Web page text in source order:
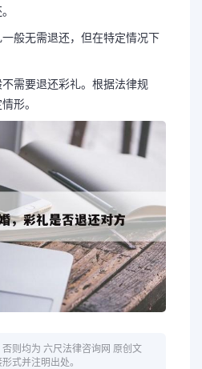
般无需退还，但在特定情况下
需要退还彩礼。根据法律规
形。
则均为 六尺法律咨询网 原创文
式并注明出处。